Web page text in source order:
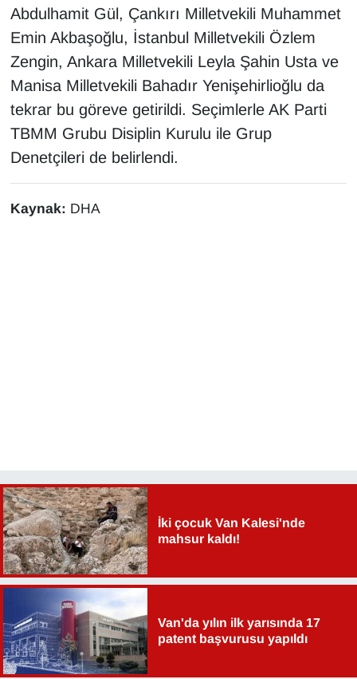
Abdulhamit Gül, Çankırı Milletvekili Muhammet
Emin Akbaşoğlu, İstanbul Milletvekili Özlem
Zengin, Ankara Milletvekili Leyla Şahin Usta ve
Manisa Milletvekili Bahadır Yenişehirlioğlu da
tekrar bu göreve getirildi. Seçimlerle AK Parti
TBMM Grubu Disiplin Kurulu ile Grup
Denetçileri de belirlendi.
Kaynak: DHA
İki çocuk Van Kalesi'nde
mahsur kaldı!
Van'da yılın ilk yarısında 17
patent başvurusu yapıldı
KURDÎ
MAGAZİN
MEDYA
ONE EKONOMİ
POLİTİKA
TEBRİK
TEKNOLOJİ
Turizm
VAN'DA SPOR
Vasıta